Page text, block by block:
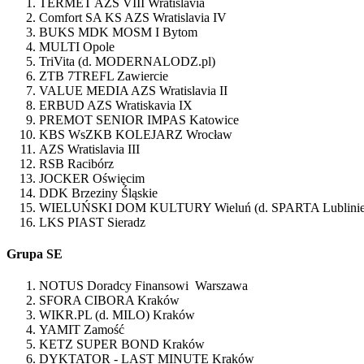
Comfort SA KS AZS Wratislavia IV
BUKS MDK MOSM I Bytom
MULTI Opole
TriVita (d. MODERNALODZ.pl)
ZTB 7TREFL Zawiercie
VALUE MEDIA AZS Wratislavia II
ERBUD AZS Wratiskavia IX
PREMOT SENIOR IMPAS Katowice
KBS WsZKB KOLEJARZ Wrocław
AZS Wratislavia III
RSB Racibórz
JOCKER Oświęcim
DDK Brzeziny Śląskie
WIELUŃSKI DOM KULTURY Wieluń (d. SPARTA
LKS PIAST Sieradz
Grupa SE
NOTUS Doradcy Finansowi Warszawa
SFORA CIBORA Kraków
WIKR.PL (d. MILO) Kraków
YAMIT Zamość
KETZ SUPER BOND Kraków
DYKTATOR - LAST MINUTE Kraków